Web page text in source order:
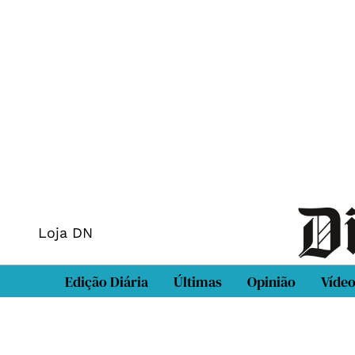
Loja DN
Edição Diária Últimas Opinião